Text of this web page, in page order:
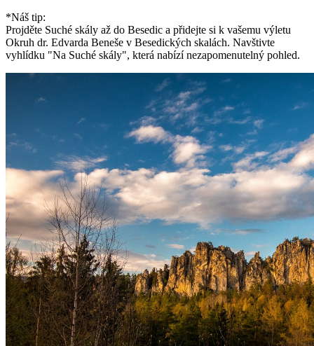
*Náš tip:
Projděte Suché skály až do Besedic a přidejte si k vašemu výletu
Okruh dr. Edvarda Beneše v Besedických skalách. Navštivte
vyhlídku "Na Suché skály", která nabízí nezapomenutelný pohled.